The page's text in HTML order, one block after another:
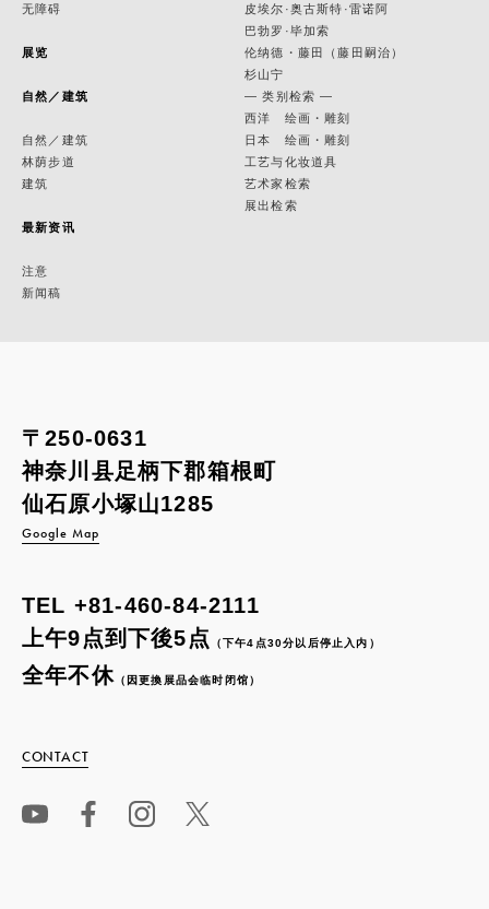
无障碍
展览
自然／建筑
自然／建筑
林荫步道
建筑
最新资讯
注意
新闻稿
皮埃尔·奥古斯特·雷诺阿
巴勃罗·毕加索
伦纳德・藤田（藤田嗣治）
杉山宁
— 类别检索 —
西洋 绘画・雕刻
日本 绘画・雕刻
工艺与化妆道具
艺术家检索
展出检索
〒250-0631
神奈川县足柄下郡箱根町
仙石原小塚山1285
Google Map
TEL +81-460-84-2111
上午9点到下後5点
（下午4点30分以后停止入内）
全年不休（因更換展品会临时闭馆）
CONTACT